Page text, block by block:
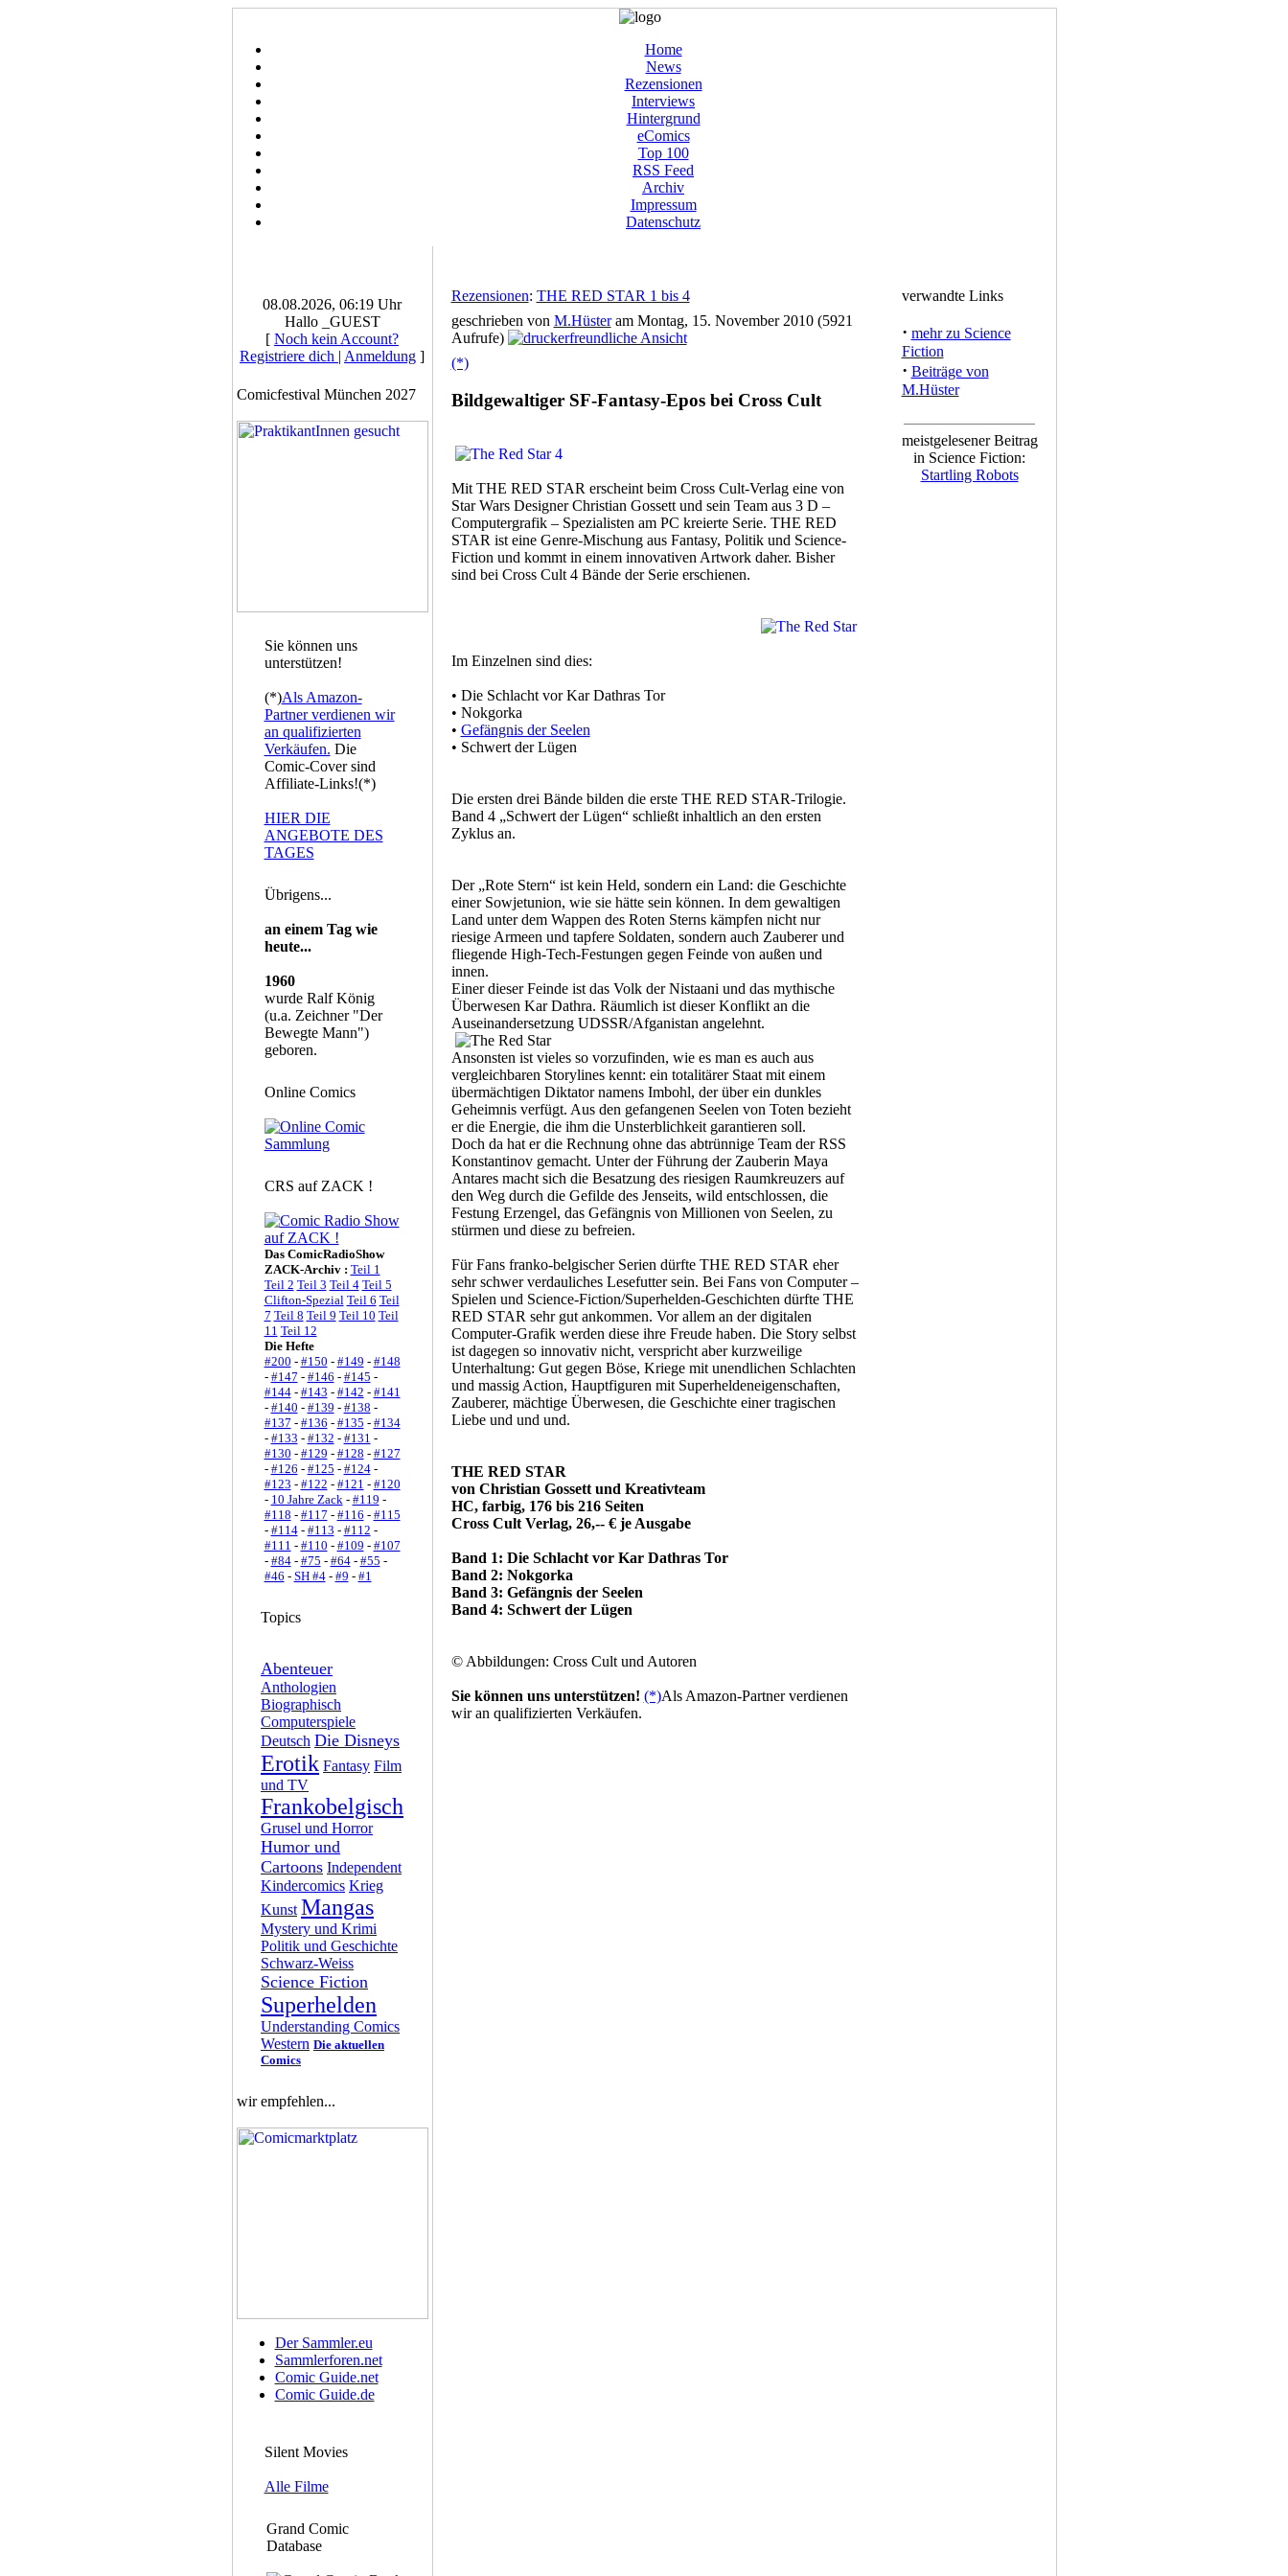
Home
News
Rezensionen
Interviews
Hintergrund
eComics
Top 100
RSS Feed
Archiv
Impressum
Datenschutz
08.08.2026, 06:19 Uhr
Hallo _GUEST
[ Noch kein Account?
Registriere dich | Anmeldung ]
Comicfestival München 2027
Sie können uns
unterstützen!
(*)Als Amazon-
Partner verdienen wir
an qualifizierten
Verkäufen. Die
Comic-Cover sind
Affiliate-Links!(*)
HIER DIE
ANGEBOTE DES
TAGES
Übrigens...
an einem Tag wie
heute...
1960
wurde Ralf König
(u.a. Zeichner "Der
Bewegte Mann")
geboren.
Online Comics
CRS auf ZACK !
Das ComicRadioShow
ZACK-Archiv : Teil 1
Teil 2 Teil 3 Teil 4 Teil 5
Clifton-Spezial Teil 6 Teil
7 Teil 8 Teil 9 Teil 10 Teil
11 Teil 12
Die Hefte
#200 - #150 - #149 - #148
- #147 - #146 - #145 -
#144- #143 - #142 - #141
- #140 - #139 - #138 -
#137 - #136 - #135 - #134
- #133 - #132 - #131 -
#130 - #129 - #128 - #127
- #126 - #125 - #124-
#123 - #122 - #121 - #120
- 10 Jahre Zack- #119 -
#118 - #117 - #116 - #115
- #114- #113 - #112 -
#111 - #110 - #109 - #107
- #84- #75 - #64- #55 -
#46 - SH #4- #9 - #1
Topics
Abenteuer
Anthologien
Biographisch
Computerspiele
Deutsch Die Disneys
Erotik Fantasy Film
und TV
Frankobelgisch
Grusel und Horror
Humor und
Cartoons Independent
Kindercomics Krieg
Kunst Mangas
Mystery und Krimi
Politik und Geschichte
Schwarz-Weiss
Science Fiction
Superhelden
Understanding Comics
Western Die aktuellen
Comics
wir empfehlen...
Der Sammler.eu
Sammlerforen.net
Comic Guide.net
Comic Guide.de
Silent Movies
Alle Filme
Grand Comic
Database
Rezensionen: THE RED STAR 1 bis 4
geschrieben von M.Hüsteram Montag, 15. November 2010 (5921
Aufrufe)
(*)
Bildgewaltiger SF-Fantasy-Epos bei Cross Cult
Mit THE RED STAR erscheint beim Cross Cult-Verlag eine von
Star Wars Designer Christian Gossett und sein Team aus 3 D –
Computergrafik – Spezialisten am PC kreierte Serie. THE RED
STAR ist eine Genre-Mischung aus Fantasy, Politik und Science-
Fiction und kommt in einem innovativen Artwork daher. Bisher
sind bei Cross Cult 4 Bände der Serie erschienen.
Im Einzelnen sind dies:
• Die Schlacht vor Kar Dathras Tor
• Nokgorka
• Gefängnis der Seelen
• Schwert der Lügen
Die ersten drei Bände bilden die erste THE RED STAR-Trilogie.
Band 4 „Schwert der Lügen“ schließt inhaltlich an den ersten
Zyklus an.
Der „Rote Stern“ ist kein Held, sondern ein Land: die Geschichte
einer Sowjetunion, wie sie hätte sein können. In dem gewaltigen
Land unter dem Wappen des Roten Sterns kämpfen nicht nur
riesige Armeen und tapfere Soldaten, sondern auch Zauberer und
fliegende High-Tech-Festungen gegen Feinde von außen und
innen.
Einer dieser Feinde ist das Volk der Nistaani und das mythische
Überwesen Kar Dathra. Räumlich ist dieser Konflikt an die
Auseinandersetzung UDSSR/Afganistan angelehnt.
Ansonsten ist vieles so vorzufinden, wie es man es auch aus
vergleichbaren Storylines kennt: ein totalitärer Staat mit einem
übermächtigen Diktator namens Imbohl, der über ein dunkles
Geheimnis verfügt. Aus den gefangenen Seelen von Toten bezieht
er die Energie, die ihm die Unsterblichkeit garantieren soll.
Doch da hat er die Rechnung ohne das abtrünnige Team der RSS
Konstantinov gemacht. Unter der Führung der Zauberin Maya
Antares macht sich die Besatzung des riesigen Raumkreuzers auf
den Weg durch die Gefilde des Jenseits, wild entschlossen, die
Festung Erzengel, das Gefängnis von Millionen von Seelen, zu
stürmen und diese zu befreien.
Für Fans franko-belgischer Serien dürfte THE RED STAR eher
sehr schwer verdauliches Lesefutter sein. Bei Fans von Computer –
Spielen und Science-Fiction/Superhelden-Geschichten dürfte THE
RED STAR sehr gut ankommen. Vor allem an der digitalen
Computer-Grafik werden diese ihre Freude haben. Die Story selbst
ist dagegen so innovativ nicht, verspricht aber kurzweilige
Unterhaltung: Gut gegen Böse, Kriege mit unendlichen Schlachten
und massig Action, Hauptfiguren mit Superheldeneigenschaften,
Zauberer, mächtige Überwesen, die Geschichte einer tragischen
Liebe und und und.
THE RED STAR
von Christian Gossett und Kreativteam
HC, farbig, 176 bis 216 Seiten
Cross Cult Verlag, 26,-- € je Ausgabe
Band 1: Die Schlacht vor Kar Dathras Tor
Band 2: Nokgorka
Band 3: Gefängnis der Seelen
Band 4: Schwert der Lügen
© Abbildungen: Cross Cult und Autoren
Sie können uns unterstützen! (*)Als Amazon-Partner verdienen
wir an qualifizierten Verkäufen.
verwandte Links
· mehr zu Science
Fiction
· Beiträge von
M.Hüster
meistgelesener Beitrag
in Science Fiction:
Startling Robots